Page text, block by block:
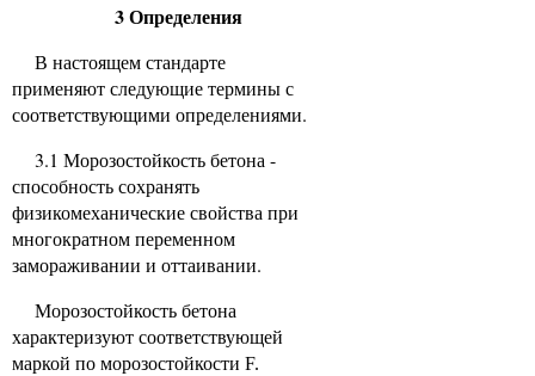
3 Определения
В настоящем стандарте
применяют следующие термины с
соответствующими определениями.
3.1 Морозостойкость бетона -
способность сохранять
физикомеханические свойства при
многократном переменном
замораживании и оттаивании.
Морозостойкость бетона
характеризуют соответствующей
маркой по морозостойкости F.